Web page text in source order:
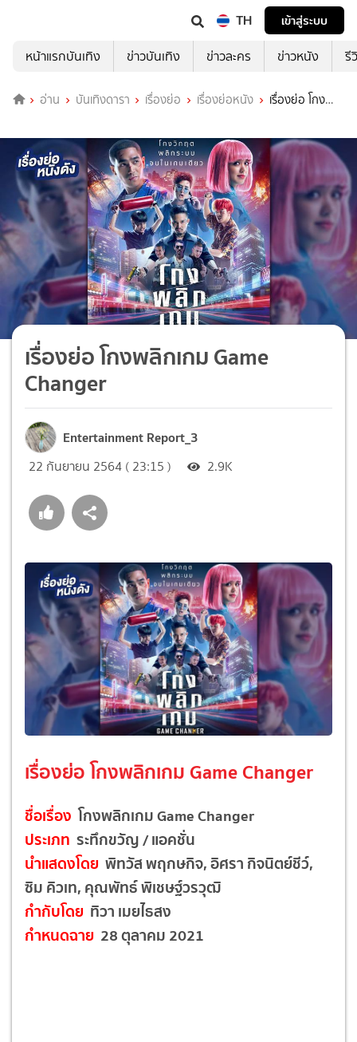
TH
เข้าสู่ระบบ
หน้าแรกบันเทิง
ข่าวบันเทิง ข่าวละคร ข่าวหนัง รี
อ่าน บันเทิงดารา เรื่องย่อ เรื่องย่อหนัง
เรื่องย่อ โกง
เรื่องย่อ โกงพลิกเกม Game
Changer
Entertainment Report_3
22 กันยายน 2564 ( 23:15 ) 2.9K
เรื่องย่อ โกงพลิกเกม Game Changer
ชื่อเรื่องโกงพลิกเกม Game Changer
ประเภท ระทึกขวัญ / แอคชั่น
นำแสดงโดย พิทวัส พฤกษกิจ, อิศรา กิจนิตย์ชีว์,
ซิม คิวเท, คุณพัทธ์ พิเชษฐ์วรวุฒิ
กำกับโดย ทิวา เมยไธสง
กำหนดฉาย 28 ตุลาคม 2021